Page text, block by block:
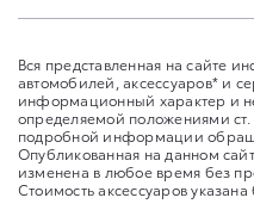
Вся представленная на сайте
автомобилей, аксессуаров* и
информационный характер и
определяемой положениями
подробной информации
Опубликованная на данном
изменена в любое время без
Стоимость аксессуаров